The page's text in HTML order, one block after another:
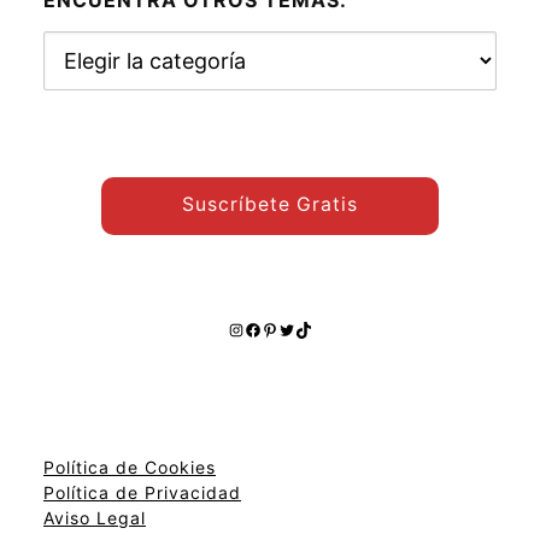
otros
Suscríbete Gratis
Instagram
Facebook
Pinterest
Twitter
TikTok
Política de Cookies
Política de Privacidad
Aviso Legal